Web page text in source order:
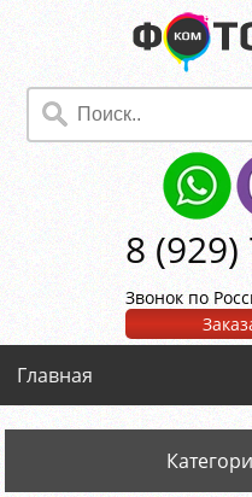
8 (929)
Звонок по
Главная